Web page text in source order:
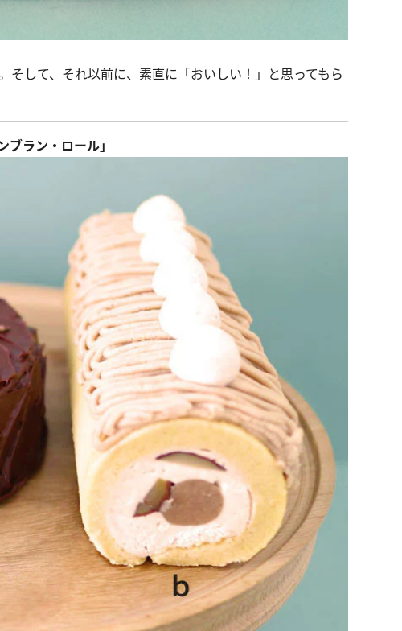
して、それ以前に、素直に「おいしい！」と思ってもら
ラン・ロール」